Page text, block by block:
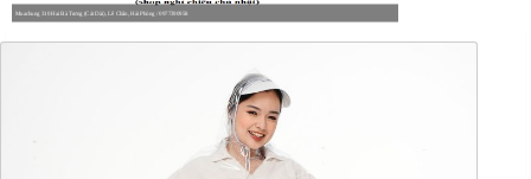
Muachung 310 Hai Bà Trưng (Cát Dài), Lê Chân, Hải Phòng / 0977390958